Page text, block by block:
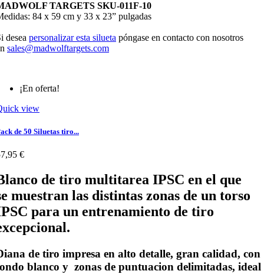
TARGETS SKU-011F-10
84 x 59 cm y 33 x 23” pulgadas
desea personalizar esta silueta póngase en contacto con nosotros
sales@madwolftargets.com
¡En oferta!
view
de 50 Siluetas tiro...
€
de tiro multitarea IPSC en el que
muestran las distintas zonas de un torso
para un entrenamiento de tiro
de tiro impresa en alto detalle, gran calidad, con
blanco y zonas de puntuacion delimitadas, ideal